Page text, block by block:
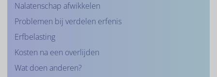
Nalatenschap afwikkelen
Problemen bij verdelen erfenis
Erfbelasting
Kosten na een overlijden
Wat doen anderen?